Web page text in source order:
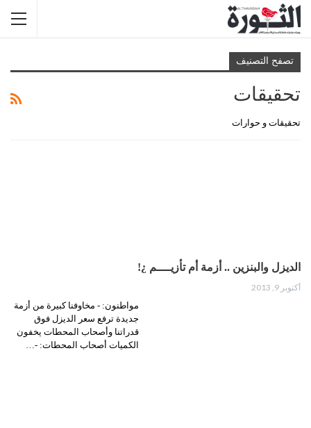
تصفح التصنيف
تحقيقات
تحقيقات و حوارات
الديزل والبنزين .. أزمة أم تأزيــــم ¿!
أكتوبر 9, 2013
مواطنون: - مخاوفنا كبيرة من أزمة
جديدة ترفع سعر الديزل فوق
قدراتنا وأصحاب المحطات يخفون
الكميات أصحاب المحطات: -…